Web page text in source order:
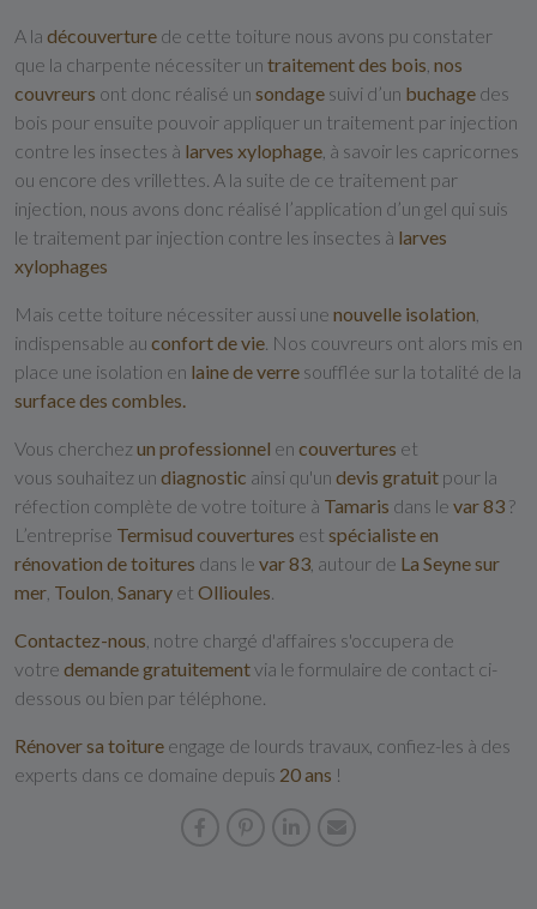
A la découverture de cette toiture nous avons pu constater
que la charpente nécessiter un traitement des bois nos
couvreurs ont donc réalisé un sondage suivi d’un buchage des
bois pour ensuite pouvoir appliquer un traitement par injection
contre les insectes à larves xylophage , à savoir les capricornes
ou encore des vrillettes. A la suite de ce traitement par
injection, nous avons donc réalisé l’application d’un gel qui suis
le traitement par injection contre les insectes à larves
xylophages
Mais cette toiture nécessiter aussi une nouvelle isolation
indispensable au confort de vie . Nos couvreurs ont alors mis en
place une isolation en laine de verre soufflée sur la totalité de la
surface des combles.
Vous cherchezun professionnel en couvertures et
vous souhaitez un diagnostic ainsi qu'un devis gratuit pour la
réfection complète de votre toiture à Tamaris dans le var 83 ?
L’entreprise Termisud couvertures est spécialiste en
rénovation de toitures dans le var 83 , autour de La Seyne sur
mer Toulon Sanary et Ollioules
Contactez-nous , notre chargé d'affaires s'occupera de
votre demande gratuitementvia le formulaire de contact ci-
dessous ou bien par téléphone.
Rénover sa toiture engage de lourds travaux, confiez-les à des
experts dans ce domaine depuis 20 ans !